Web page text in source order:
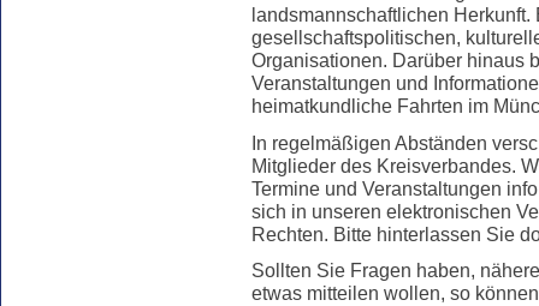
landsmannschaftlichen
gesellschaftspolitischen,
Organisationen. Darüber hinaus
Veranstaltungen und
heimatkundliche Fahrten im
In regelmäßigen Abständen
Mitglieder des Kreisverbandes.
Termine und Veranstaltungen
sich in unseren elektronischen
Rechten. Bitte hinterlassen Sie
Sollten Sie Fragen haben,
etwas mitteilen wollen, so